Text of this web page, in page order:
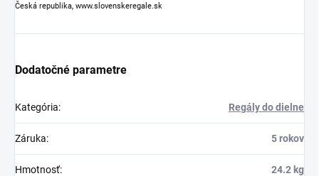
Česká republika, www.slovenskeregale.sk
Dodatočné parametre
Kategória: Regály do dielne
Záruka: 5 rokov
Hmotnosť: 24.2 kg